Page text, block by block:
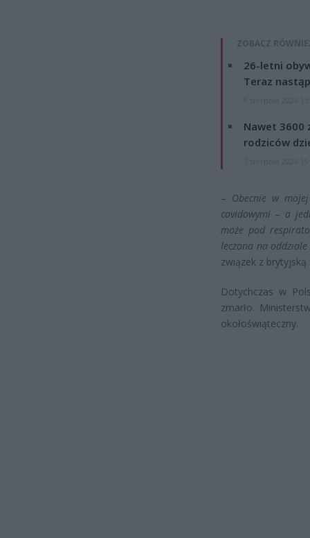
ZOBACZ
26-letni
Teraz
Nawet 3600
rodziców
– Obecnie w
covidowymi – a
może pod
leczona na oddziale
związek z
Dotychczas w
zmarło.
okołoświąteczny.